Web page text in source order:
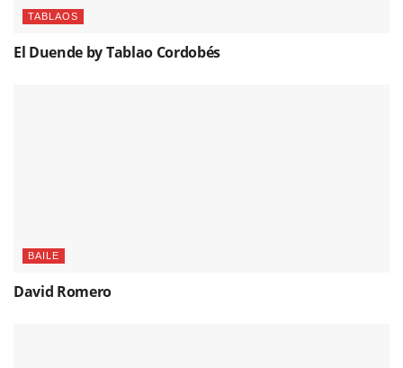
TABLAOS
El Duende by Tablao Cordobés
BAILE
David Romero